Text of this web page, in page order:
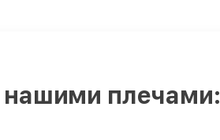
нашими плечами: